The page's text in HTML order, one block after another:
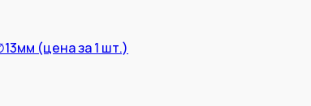
(цена за 1 шт.)